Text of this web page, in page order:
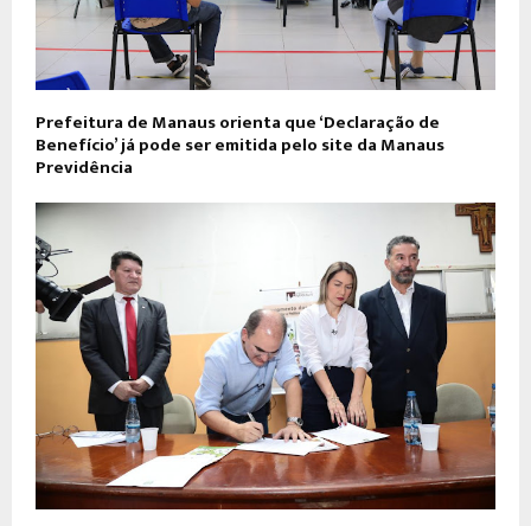
Prefeitura de Manaus orienta que ‘Declaração de
Benefício’ já pode ser emitida pelo site da Manaus
Previdência